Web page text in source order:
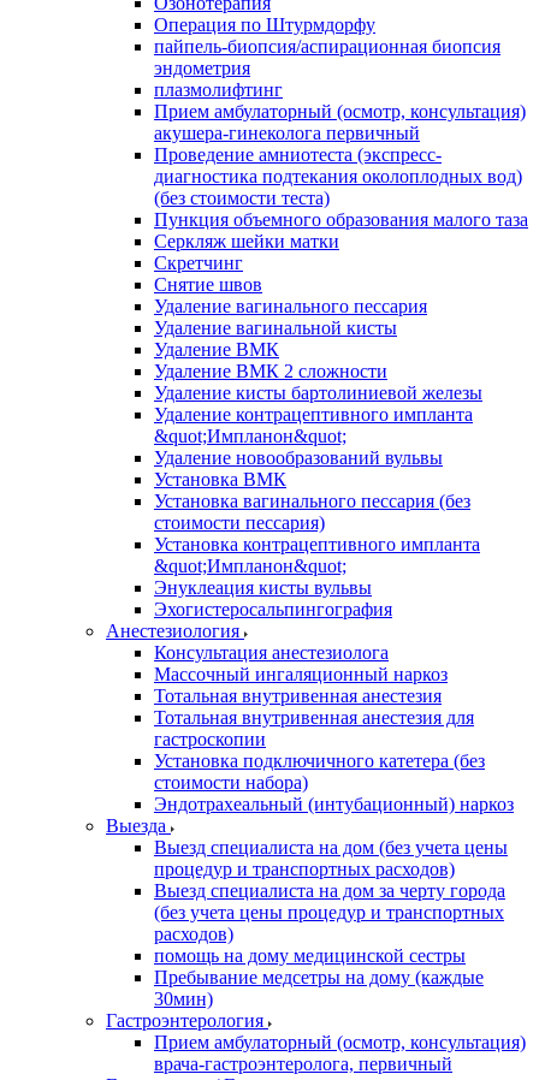
Операция по Штурмдорфу
пайпель-биопсия/аспирационная биопсия
эндометрия
плазмолифтинг
Прием амбулаторный (осмотр, консультация)
акушера-гинеколога первичный
Проведение амниотеста (экспресс-
диагностика подтекания околоплодных вод)
(без стоимости теста)
Пункция объемного образования малого таза
Серкляж шейки матки
Скретчинг
Снятие швов
Удаление вагинального пессария
Удаление вагинальной кисты
Удаление ВМК
Удаление ВМК 2 сложности
Удаление кисты бартолиниевой железы
Удаление контрацептивного импланта
&quot;Импланон&quot;
Удаление новообразований вульвы
Установка ВМК
Установка вагинального пессария (без
стоимости пессария)
Установка контрацептивного импланта
&quot;Импланон&quot;
Энуклеация кисты вульвы
Эхогистеросальпингография
Анестезиология
Консультация анестезиолога
Массочный ингаляционный наркоз
Тотальная внутривенная анестезия
Тотальная внутривенная анестезия для
гастроскопии
Установка подключичного катетера (без
стоимости набора)
Эндотрахеальный (интубационный) наркоз
Выезда
Выезд специалиста на дом (без учета цены
процедур и транспортных расходов)
Выезд специалиста на дом за черту города
(без учета цены процедур и транспортных
расходов)
помощь на дому медицинской сестры
Пребывание медсетры на дому (каждые
30мин)
Гастроэнтерология
Прием амбулаторный (осмотр, консультация)
врача-гастроэнтеролога, первичный